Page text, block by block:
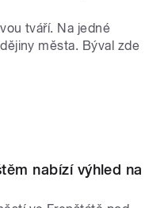
tváří. Na jedné
města. Býval zde
nabízí výhled na